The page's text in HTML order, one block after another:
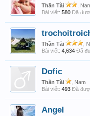
Thần Tài
,
Bài viết: 580 Đã
Thần Tài
,
Bài viết: 4,634 Đã
Dofic
Thần Tài
, Nam
Bài viết: 493 Đã
Angel